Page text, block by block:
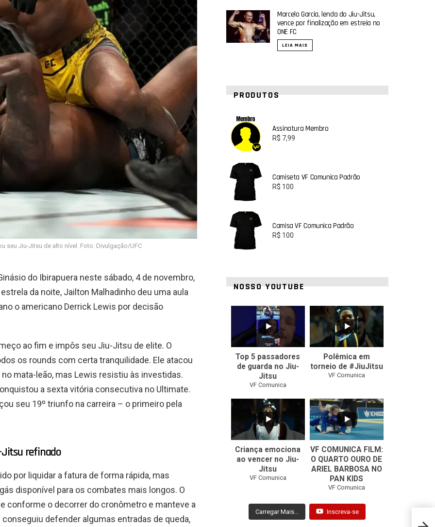
seu Jiu-Jitsu de alto nível. Foto: Divulgação/UFC
do Ibirapuera neste sábado, 4 de novembro,
da noite, Jailton Malhadinho deu uma aula
o americano Derrick Lewis por decisão
ao fim e impôs seu Jiu-Jitsu de elite. O
os rounds com certa tranquilidade. Ele atacou
mata-leão, mas Lewis resistiu às investidas.
a sexta vitória consecutiva no Ultimate.
seu 19º triunfo na carreira – o primeiro pela
refinado
por liquidar a fatura de forma rápida, mas
disponível para os combates mais longos. O
conforme o decorrer do cronômetro e manteve a
defender algumas entradas de queda,
Marcelo Garcia, lenda do Jiu-Jitsu,
vence por finalização em estreia no
ONE FC
LEIA MAIS
PRODUTOS
Assinatura Membro
R$ 7,99
Camiseta VF Comunica Padrão
R$ 100
Camisa VF Comunica Padrão
R$ 100
NOSSO YOUTUBE
0
Top 5 passadores
de guarda no Jiu-
Jitsu
VF Comunica
46 1
Polêmica em
torneio de #JiuJitsu
VF Comunica
0
Criança emociona
ao vencer no Jiu-
Jitsu
VF Comunica
...
0
VF COMUNICA FILM:
O QUARTO OURO DE
ARIEL BARBOSA NO
PAN KIDS
VF Comunica
Carregar Mais... Inscreva-se